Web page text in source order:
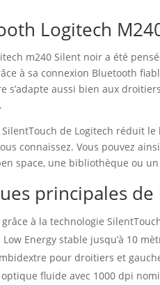
Logitech
m240 Silent noir a été
à sa connexion Bluetooth
s’adapte aussi bien aux
de Logitech réduit
connaissez. Vous pouvez
space, une bibliothèque ou
principales
à la technologie
Energy stable jusqu’à 10
pour droitiers et
fluide avec 1000 dpi